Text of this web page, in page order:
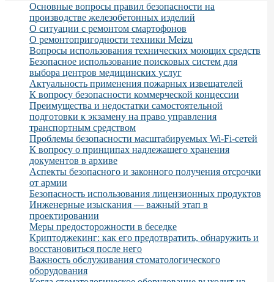
Основные вопросы правил безопасности на
производстве железобетонных изделий
О ситуации с ремонтом смартофонов
О ремонтопригодности техники Meizu
Вопросы использования технических моющих средств
Безопасное использование поисковых систем для
выбора центров медицинских услуг
Актуальность применения пожарных извещателей
К вопросу безопасности коммерческой концессии
Преимущества и недостатки самостоятельной
подготовки к экзамену на право управления
транспортным средством
Проблемы безопасности масштабируемых Wi-Fi-сетей
К вопросу о принципах надлежащего хранения
документов в архиве
Аспекты безопасного и законного получения отсрочки
от армии
Безопасность использования лицензионных продуктов
Инженерные изыскания — важный этап в
проектировании
Меры предосторожности в беседке
Криптоджекинг: как его предотвратить, обнаружить и
восстановиться после него
Важность обслуживания стоматологического
оборудования